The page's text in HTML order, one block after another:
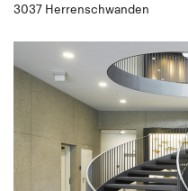
3037 Herrenschwanden